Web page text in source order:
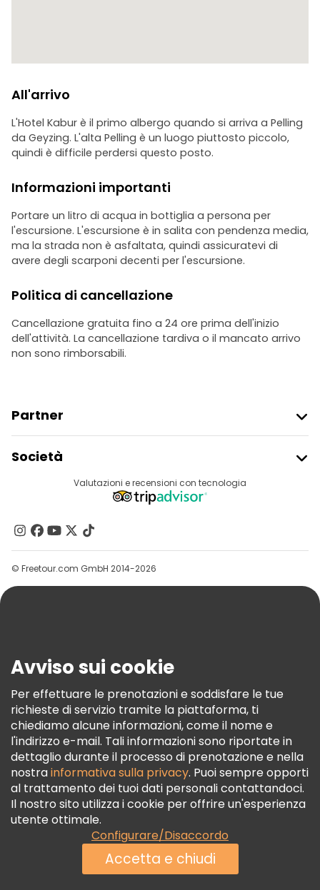
All'arrivo
L'Hotel Kabur è il primo albergo quando si arriva a Pelling
da Geyzing. L'alta Pelling è un luogo piuttosto piccolo,
quindi è difficile perdersi questo posto.
Informazioni importanti
Portare un litro di acqua in bottiglia a persona per
l'escursione. L'escursione è in salita con pendenza media,
ma la strada non è asfaltata, quindi assicuratevi di
avere degli scarponi decenti per l'escursione.
Politica di cancellazione
Cancellazione gratuita fino a 24 ore prima dell'inizio
dell'attività. La cancellazione tardiva o il mancato arrivo
non sono rimborsabili.
Partner
Accesso Del Fornitore
Programma Di Affiliazione
Società
Destinazioni
Contattaci
Gruppi
Aiuto
Termini E Condizioni
Informativa Sui Cookie
Freetour Premi
Programma Di Fidelizzazione
Valutazioni e recensioni con tecnologia
© Freetour.com GmbH 2014-2026
Avviso sui cookie
Per effettuare le prenotazioni e soddisfare le tue
richieste di servizio tramite la piattaforma, ti
chiediamo alcune informazioni, come il nome e
l'indirizzo e-mail. Tali informazioni sono riportate in
dettaglio durante il processo di prenotazione e nella
nostrainformativa sulla privacy. Puoi sempre opporti
al trattamento dei tuoi dati personali contattandoci.
Il nostro sito utilizza i cookie per offrire un'esperienza
utente ottimale.
Configurare/Disaccordo
Accetta e chiudi